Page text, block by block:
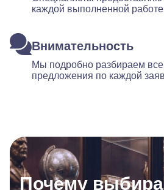
каждой выполненной работе
Внимательность
Мы подробно разбираем
предложения по каждой
Почему